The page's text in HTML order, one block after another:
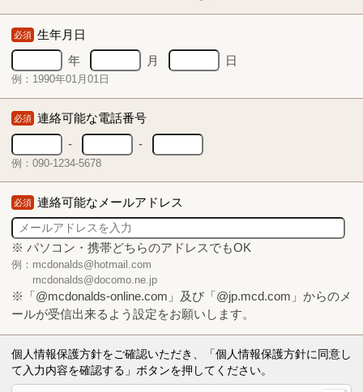
必須 生年月日
年
月 日
例：1990年01月01日
必須 連絡可能な電話番号
-
-
例：090-1234-5678
必須 連絡可能なメールアドレス
※ パソコン・携帯どちらのアドレスでもOK
例：mcdonalds@hotmail.com
mcdonalds@docomo.ne.jp
※「@mcdonalds-online.com」及び「@jp.mcd.com」からのメ
ールが受信出来るよう設定をお願いします。
個人情報保護方針をご確認いただき、「個人情報保護方針に同意し
て入力内容を確認する」ボタンを押してください。